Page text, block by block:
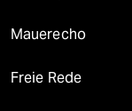
Mauerecho
Freie Rede